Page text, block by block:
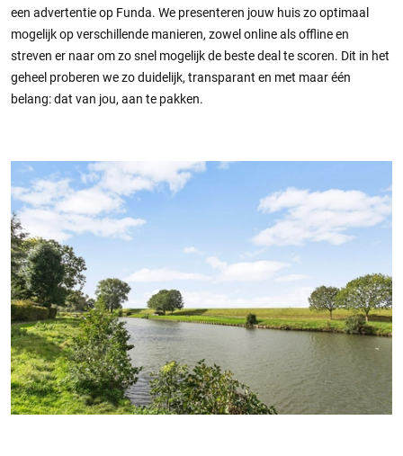
een advertentie op Funda. We presenteren jouw huis zo optimaal
mogelijk op verschillende manieren, zowel online als offline en
streven er naar om zo snel mogelijk de beste deal te scoren. Dit in het
geheel proberen we zo duidelijk, transparant en met maar één
belang: dat van jou, aan te pakken.